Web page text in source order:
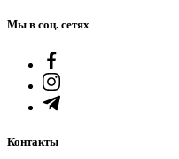
Мы в соц. сетях
Контакты